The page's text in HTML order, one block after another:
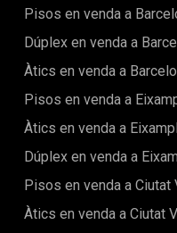
catalanes al sostre
mentre que les parets
d'amplitud i claredat.La
i agradables. L'habitació
vestidor pensat per oferir
d'emmagatzematge amb
banys són espaiosos i
pràctics i
zones històriques de
comercials com Passeig
Pisos en venda a
Dúplex en venda a
Àtics en venda a
Pisos en venda a
Àtics en venda a
Dúplex en venda a
Pisos en venda a Ciutat
Àtics en venda a Ciutat